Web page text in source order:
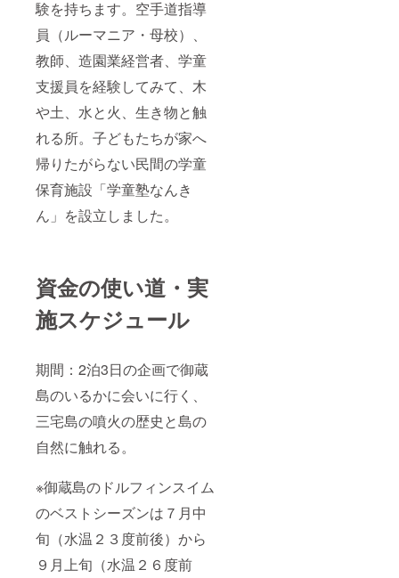
験を持ちます。空手道指導
員（ルーマニア・母校）、
教師、造園業経営者、学童
支援員を経験してみて、木
や土、水と火、生き物と触
れる所。子どもたちが家へ
帰りたがらない民間の学童
保育施設「学童塾なんき
ん」を設立しました。
資金の使い道・実
施スケジュール
期間：2泊3日の企画で御蔵
島のいるかに会いに行く、
三宅島の噴火の歴史と島の
自然に触れる。
※御蔵島のドルフィンスイム
のベストシーズンは７月中
旬（水温２３度前後）から
９月上旬（水温２６度前